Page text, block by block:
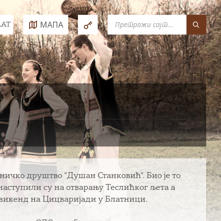
МАПА
SEARCH:
друштво ”Душан Станковић”. Био је то
су на отварању Теслићког љета а
на Цицваријади у Блатници.